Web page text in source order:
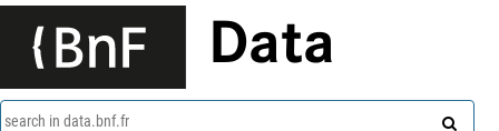
Data
search in data.bnf.fr